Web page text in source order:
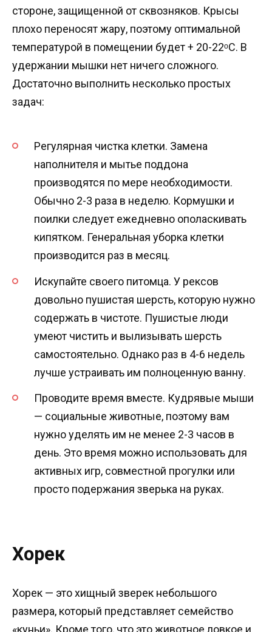
стороне, защищенной от сквозняков. Крысы
плохо переносят жару, поэтому оптимальной
температурой в помещении будет + 20-22ᵒС. В
удержании мышки нет ничего сложного.
Достаточно выполнить несколько простых
задач:
Регулярная чистка клетки. Замена
наполнителя и мытье поддона
производятся по мере необходимости.
Обычно 2-3 раза в неделю. Кормушки и
поилки следует ежедневно ополаскивать
кипятком. Генеральная уборка клетки
производится раз в месяц.
Искупайте своего питомца. У рексов
довольно пушистая шерсть, которую нужно
содержать в чистоте. Пушистые люди
умеют чистить и вылизывать шерсть
самостоятельно. Однако раз в 4-6 недель
лучше устраивать им полноценную ванну.
Проводите время вместе. Кудрявые мыши
— социальные животные, поэтому вам
нужно уделять им не менее 2-3 часов в
день. Это время можно использовать для
активных игр, совместной прогулки или
просто подержания зверька на руках.
Хорек
Хорек — это хищный зверек небольшого
размера, который представляет семейство
«куньи». Кроме того, что это животное ловкое и